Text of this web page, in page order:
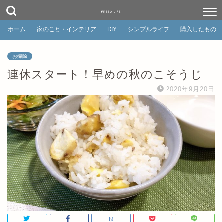
FREEQ LIFE
ホーム 家のこと・インテリア DIY シンプルライフ 購入したもの
お掃除
連休スタート！早めの秋のこそうじ
2020年9月20日